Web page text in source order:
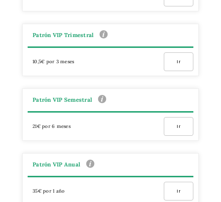
Patrón VIP Trimestral
10,5€ por 3 meses Ir
Patrón VIP Semestral
21€ por 6 meses Ir
Patrón VIP Anual
35€ por 1 año Ir